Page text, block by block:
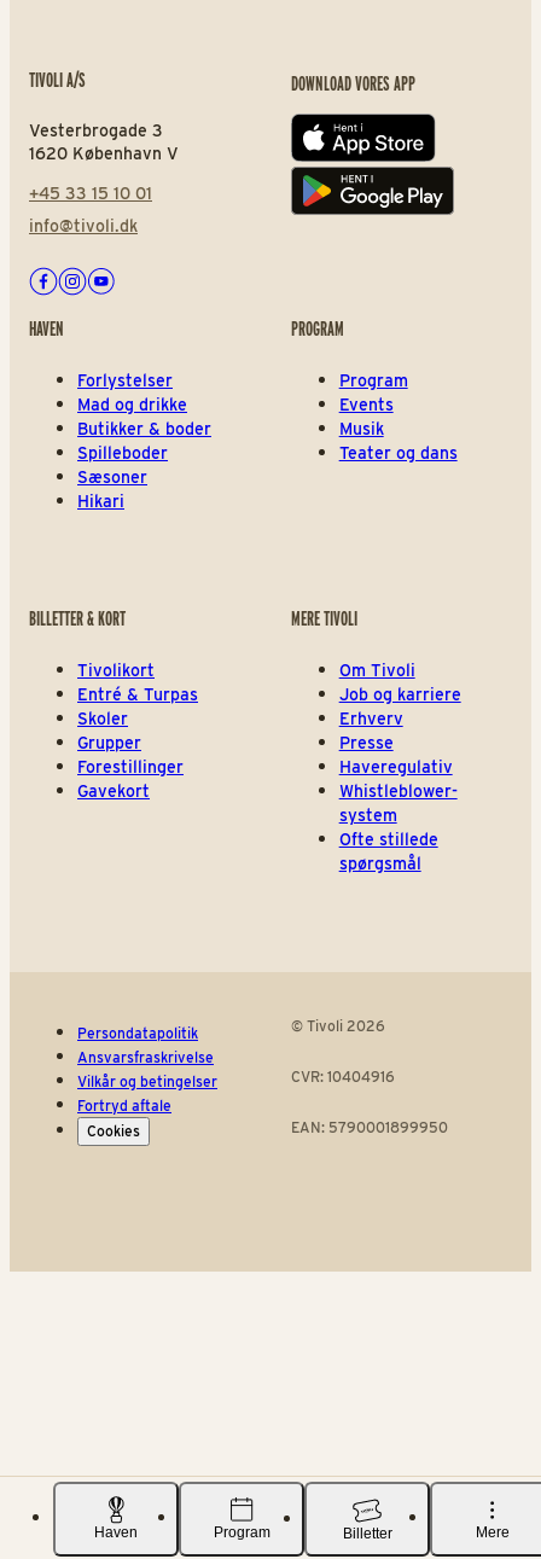
Haven Program Billetter Mere
TIVOLI A/S
Vesterbrogade 3
1620 København V
+45 33 15 10 01
info@tivoli.dk
Facebook
Instagram
Youtube
DOWNLOAD VORES APP
App store
Play store
HAVEN
Forlystelser
Mad og drikke
Butikker & boder
Spilleboder
Sæsoner
Hikari
PROGRAM
Program
Events
Musik
Teater og dans
BILLETTER & KORT
Tivolikort
Entré & Turpas
Skoler
Grupper
Forestillinger
Gavekort
MERE TIVOLI
Om Tivoli
Job og karriere
Erhverv
Presse
Haveregulativ
Whistleblower-
system
Ofte stillede
spørgsmål
Persondatapolitik
Ansvarsfraskrivelse
Vilkår og betingelser
Fortryd aftale
Cookies
© Tivoli 2026
CVR: 10404916
EAN: 5790001899950